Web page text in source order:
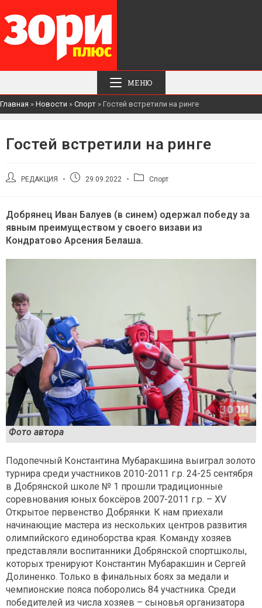
МЕНЮ
Главная » Новости » Спорт » Гостей встретили на ринге
Гостей встретили на ринге
АвторРЕДАКЦИЯ
Запись29.09.2022
Рубрика
Спорт
Добрянец Иван Балуев (в синем) одержал победу за
явным преимуществом у своего визави из
Кондратово Арсения Белаша.
Фото автора
Подопечный Константина Мубаракшина выиграл золото
турнира среди участников 2010-2011 г.р. 24-25 сентября
в Добрянской школе № 1 прошли традиционные
соревнования юных боксёров 2007-2011 г.р. – XV
Открытое первенство Добрянки. К нам приехали
начинающие мастера из нескольких центров развития
олимпийского единоборства края. Команду хозяев
представляли воспитанники Добрянской спортшколы,
которых тренируют Константин Мубаракшин и Сергей
Долиненко. Только в финальных боях за медали и
чемпионские пояса поборолись 84 участника. Среди
победителей из числа хозяев – сыновья организатора